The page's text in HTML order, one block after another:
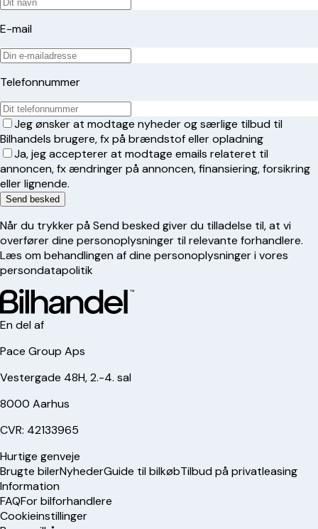
E-mail
Telefonnummer
Jeg ønsker at modtage nyheder og særlige tilbud til
Bilhandels brugere, fx på brændstof eller opladning
Ja, jeg accepterer at modtage emails relateret til
annoncen, fx ændringer på annoncen, finansiering, forsikring
eller lignende.
Send besked
Når du trykker på Send besked giver du tilladelse til, at vi
overfører dine personoplysninger til relevante forhandlere.
Læs om behandlingen af dine personoplysninger i vores
persondatapolitik
En del af
Pace Group Aps
Vestergade 48H, 2.-4. sal
8000 Aarhus
CVR: 42133965
Hurtige genveje
Brugte bilerNyhederGuide til bilkøbTilbud på privatleasing
Information
FAQFor bilforhandlere
Cookieinstillinger